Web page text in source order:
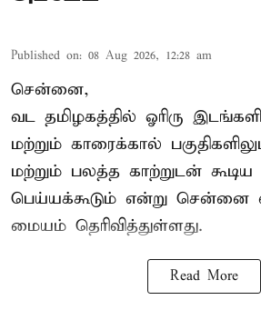
Published on: 08 Aug 2026, 12:28 am
சென்னை,
வட தமிழகத்தில் ஓரிரு
மற்றும் காரைக்கால்
மற்றும் பலத்த காற்றுடன்
பெய்யக்கூடும் என்று சென்னை
மையம் தெரிவித்துள்ளது.
Read More